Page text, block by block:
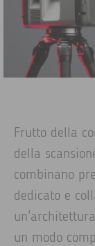
Frutto della
della
combinano
dedicato e
un modo